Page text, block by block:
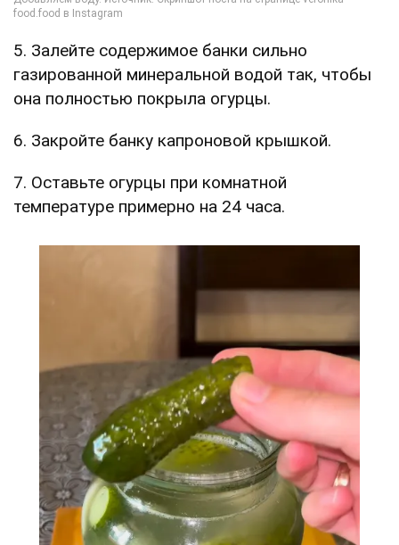
5. Залейте содержимое банки сильно
газированной минеральной водой так, чтобы
она полностью покрыла огурцы.
6. Закройте банку капроновой крышкой.
7. Оставьте огурцы при комнатной
температуре примерно на 24 часа.